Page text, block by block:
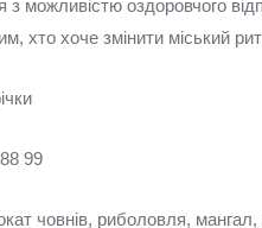
можливістю оздоровчого
хто хоче змінити міський
99
човнів, риболовля,